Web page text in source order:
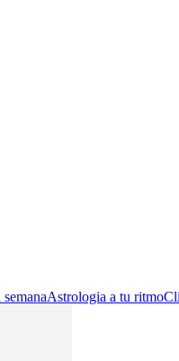
Astrologia a tu ritmo